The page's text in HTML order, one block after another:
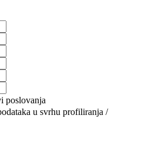
poslovanja
u svrhu profiliranja /